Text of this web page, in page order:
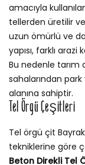
amacıyla
tellerden üretilir
uzun ömürlü ve
yapısı, farklı
Bu nedenle tarım
sahalarından
alanına sahiptir.
Tel Örgü Çeşitleri
Tel örgü çit
tekniklerine göre
Beton Direkli Tel